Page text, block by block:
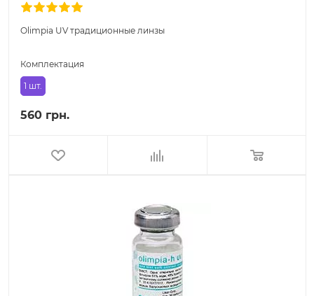
Olimpia UV традиционные линзы
Комплектация
1 шт.
560 грн.